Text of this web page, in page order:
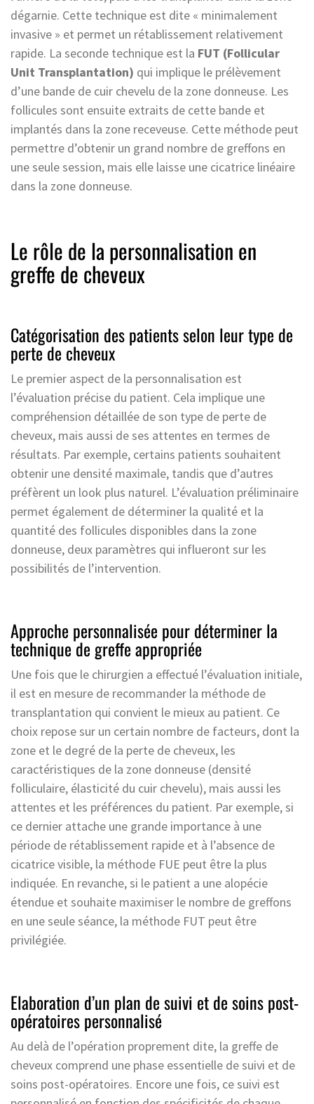
dégarnie. Cette technique est dite « minimalement
invasive » et permet un rétablissement relativement
rapide. La seconde technique est la FUT (Follicular
Unit Transplantation) qui implique le prélèvement
d’une bande de cuir chevelu de la zone donneuse. Les
follicules sont ensuite extraits de cette bande et
implantés dans la zone receveuse. Cette méthode peut
permettre d’obtenir un grand nombre de greffons en
une seule session, mais elle laisse une cicatrice linéaire
dans la zone donneuse.
Le rôle de la personnalisation en
greffe de cheveux
Catégorisation des patients selon leur type de
perte de cheveux
Le premier aspect de la personnalisation est
l’évaluation précise du patient. Cela implique une
compréhension détaillée de son type de perte de
cheveux, mais aussi de ses attentes en termes de
résultats. Par exemple, certains patients souhaitent
obtenir une densité maximale, tandis que d’autres
préfèrent un look plus naturel. L’évaluation préliminaire
permet également de déterminer la qualité et la
quantité des follicules disponibles dans la zone
donneuse, deux paramètres qui influeront sur les
possibilités de l’intervention.
Approche personnalisée pour déterminer la
technique de greffe appropriée
Une fois que le chirurgien a effectué l’évaluation initiale,
il est en mesure de recommander la méthode de
transplantation qui convient le mieux au patient. Ce
choix repose sur un certain nombre de facteurs, dont la
zone et le degré de la perte de cheveux, les
caractéristiques de la zone donneuse (densité
folliculaire, élasticité du cuir chevelu), mais aussi les
attentes et les préférences du patient. Par exemple, si
ce dernier attache une grande importance à une
période de rétablissement rapide et à l’absence de
cicatrice visible, la méthode FUE peut être la plus
indiquée. En revanche, si le patient a une alopécie
étendue et souhaite maximiser le nombre de greffons
en une seule séance, la méthode FUT peut être
privilégiée.
Elaboration d’un plan de suivi et de soins post-
opératoires personnalisé
Au delà de l’opération proprement dite, la greffe de
cheveux comprend une phase essentielle de suivi et de
soins post-opératoires. Encore une fois, ce suivi est